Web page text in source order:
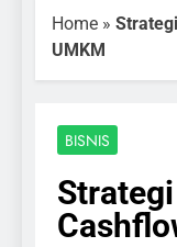
Home »
UMKM
BISNIS